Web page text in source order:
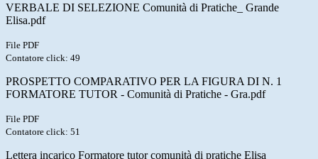
VERBALE DI SELEZIONE Comunità di Pratiche_ Grande
Elisa.pdf
File PDF
Contatore click: 49
PROSPETTO COMPARATIVO PER LA FIGURA DI N. 1
FORMATORE TUTOR - Comunità di Pratiche - Gra.pdf
File PDF
Contatore click: 51
Lettera incarico Formatore tutor comunità di pratiche Elisa